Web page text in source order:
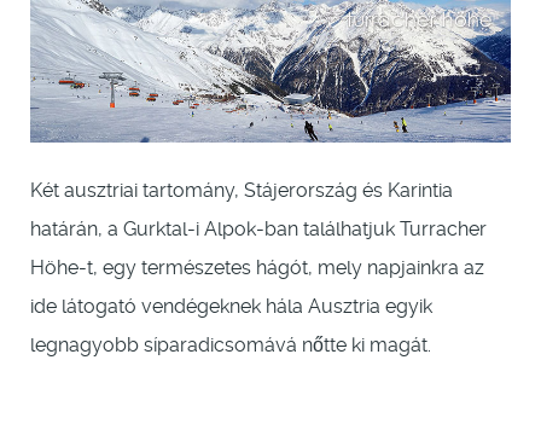
Két ausztriai tartomány, Stájerország és Karintia
határán, a Gurktal-i Alpok-ban találhatjuk Turracher
Höhe-t, egy természetes hágót, mely napjainkra az
ide látogató vendégeknek hála Ausztria egyik
legnagyobb síparadicsomává nőtte ki magát.